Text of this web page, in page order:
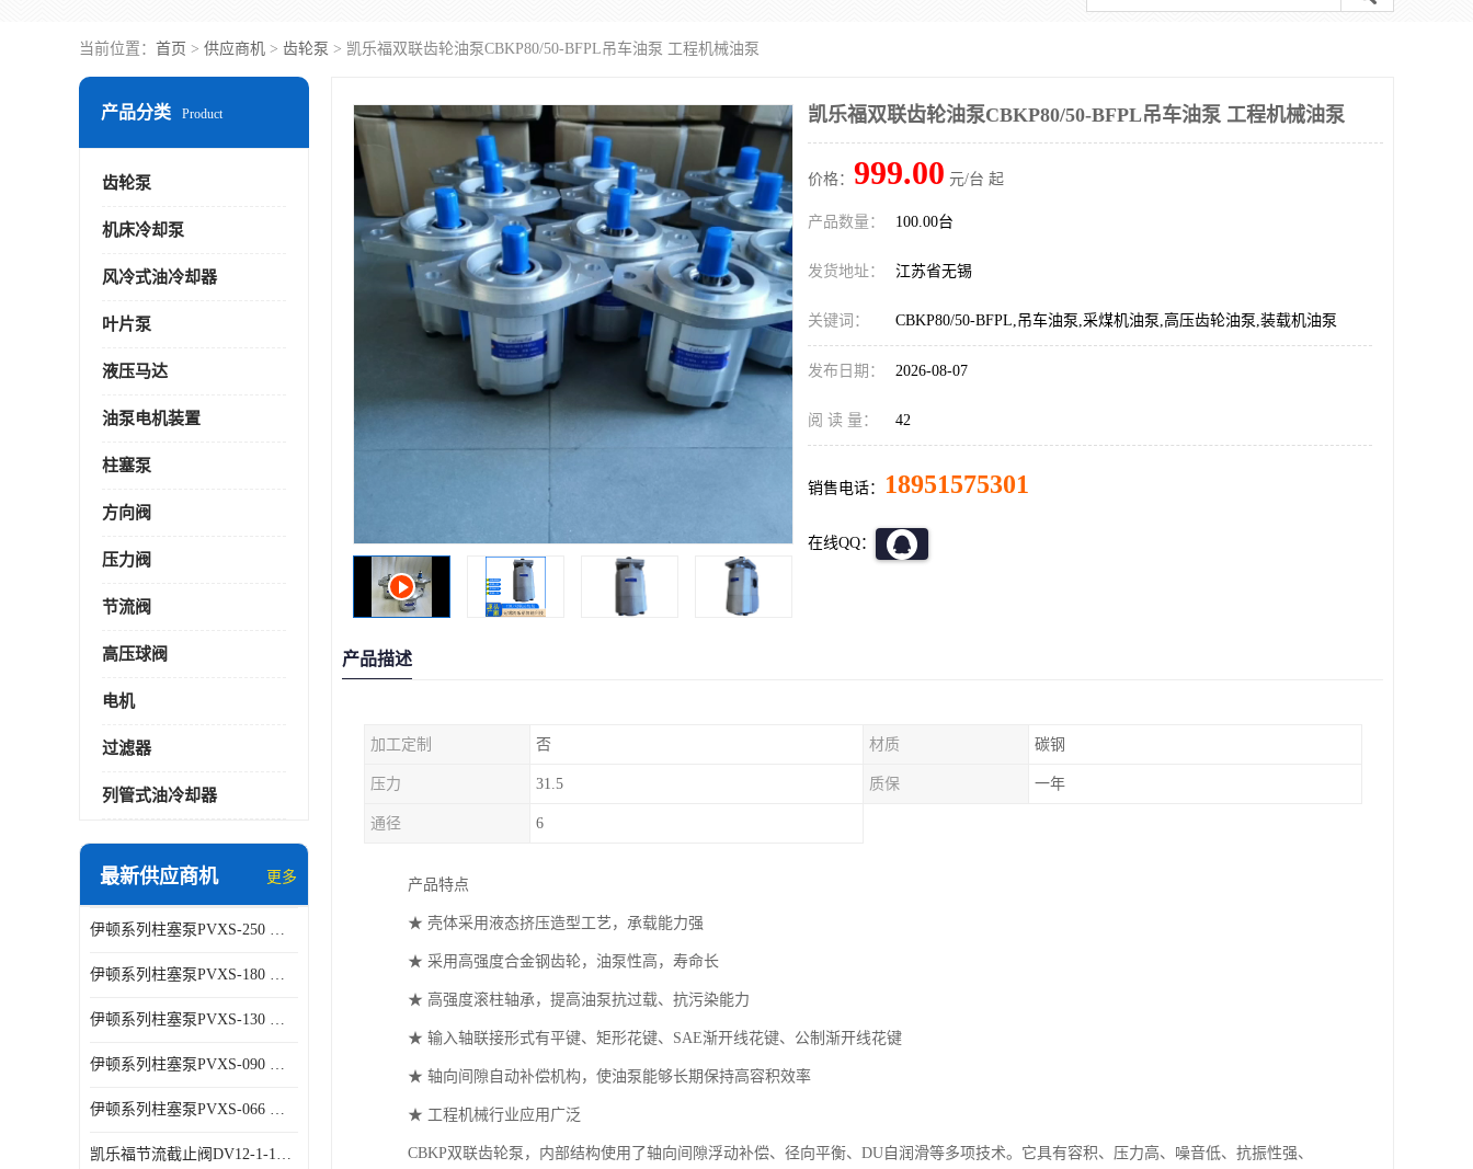
当前位置： 首页 > 供应商机 > 齿轮泵 > 凯乐福双联齿轮油泵CBKP80/50-BFPL吊车油泵 工程机械油泵
产品分类 Product
齿轮泵
机床冷却泵
风冷式油冷却器
叶片泵
液压马达
油泵电机装置
柱塞泵
方向阀
压力阀
节流阀
高压球阀
电机
过滤器
列管式油冷却器
最新供应商机 更多
伊顿系列柱塞泵PVXS-250 钢铁厂液压系统增压油泵
伊顿系列柱塞泵PVXS-180 钢铁厂液压系统增压油泵
伊顿系列柱塞泵PVXS-130 钢铁厂液压系统增压油泵
伊顿系列柱塞泵PVXS-090 钢铁厂液压系统增压油泵
伊顿系列柱塞泵PVXS-066 钢铁厂液压系统增压油泵
凯乐福节流截止阀DV12-1-10 液压站节流阀
凯乐福双联齿轮油泵CBKP80/50-BFPL吊车油泵 工程机械油泵
价格： 999.00 元/台 起
产品数量： 100.00台
发货地址： 江苏省无锡
关键词： CBKP80/50-BFPL,吊车油泵,采煤机油泵,高压齿轮油泵,装载机油泵
发布日期： 2026-08-07
阅 读 量： 42
销售电话： 18951575301
在线QQ：
产品描述
加工定制 否 材质 碳钢
压力 31.5 质保 一年
通径 6
产品特点
★ 壳体采用液态挤压造型工艺，承载能力强
★ 采用高强度合金钢齿轮，油泵性高，寿命长
★ 高强度滚柱轴承，提高油泵抗过载、抗污染能力
★ 输入轴联接形式有平键、矩形花键、SAE渐开线花键、公制渐开线花键
★ 轴向间隙自动补偿机构，使油泵能够长期保持高容积效率
★ 工程机械行业应用广泛
CBKP双联齿轮泵，内部结构使用了轴向间隙浮动补偿、径向平衡、DU自润滑等多项技术。它具有容积、压力高、噪音低、抗振性强、